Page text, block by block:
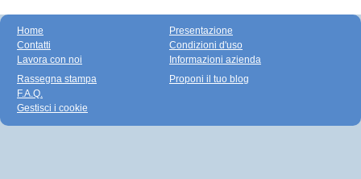
Home
Contatti
Lavora con noi
Presentazione
Condizioni d'uso
Informazioni azienda
Rassegna stampa
F.A.Q.
Gestisci i cookie
Proponi il tuo blog